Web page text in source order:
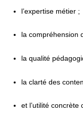
l’expertise métier ;
la compréhension
la qualité
la clarté des
et l’utilité concrète